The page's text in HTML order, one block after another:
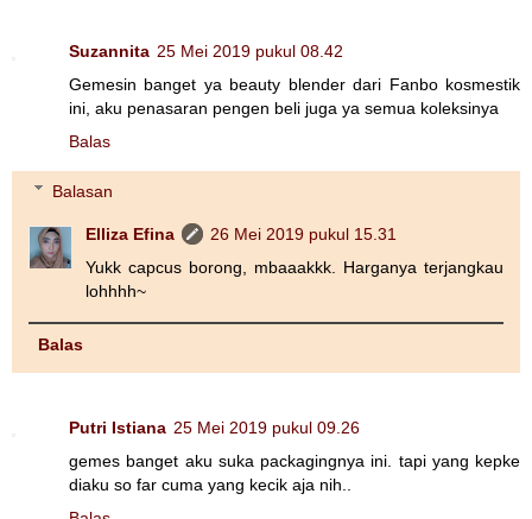
Suzannita 25 Mei 2019 pukul 08.42
Gemesin banget ya beauty blender dari Fanbo kosmestik
ini, aku penasaran pengen beli juga ya semua koleksinya
Balas
Balasan
Elliza Efina
26 Mei 2019 pukul 15.31
Yukk capcus borong, mbaaakkk. Harganya terjangkau
lohhhh~
Balas
Putri Istiana 25 Mei 2019 pukul 09.26
gemes banget aku suka packagingnya ini. tapi yang kepke
diaku so far cuma yang kecik aja nih..